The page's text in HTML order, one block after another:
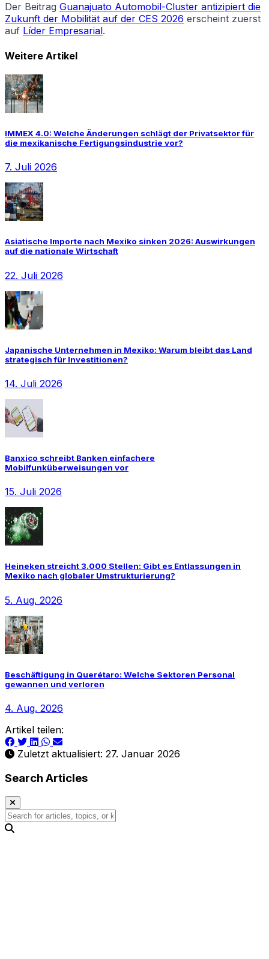
Der Beitrag Guanajuato Automobil-Cluster antizipiert die
Zukunft der Mobilität auf der CES 2026 erscheint zuerst
auf Líder Empresarial.
Weitere Artikel
IMMEX 4.0: Welche Änderungen schlägt der Privatsektor für
die mexikanische Fertigungsindustrie vor?
7. Juli 2026
Asiatische Importe nach Mexiko sinken 2026: Auswirkungen
auf die nationale Wirtschaft
22. Juli 2026
Japanische Unternehmen in Mexiko: Warum bleibt das Land
strategisch für Investitionen?
14. Juli 2026
Banxico schreibt Banken einfachere
Mobilfunküberweisungen vor
15. Juli 2026
Heineken streicht 3.000 Stellen: Gibt es Entlassungen in
Mexiko nach globaler Umstrukturierung?
5. Aug. 2026
Beschäftigung in Querétaro: Welche Sektoren Personal
gewannen und verloren
4. Aug. 2026
Artikel teilen:
Zuletzt aktualisiert: 27. Januar 2026
Search Articles